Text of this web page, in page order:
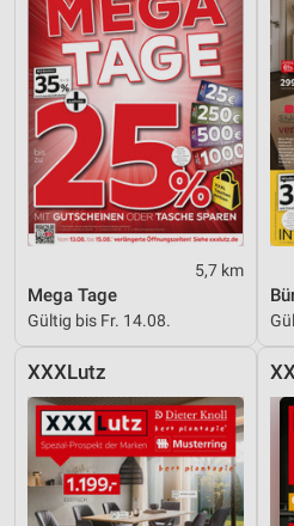
5,7 km
Mega Tage
Gültig bis Fr. 14.08.
XXXLutz
Funktional
Werbung